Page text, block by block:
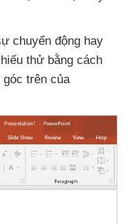
chuyển động hay
thử bằng cách
trên của